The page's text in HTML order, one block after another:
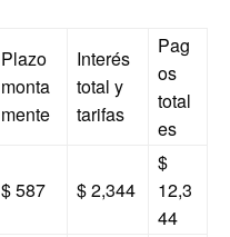
Plazo
monta
mente
Interés
total y
tarifas
Pag
os
total
es
$ 587 $ 2,344
$
12,3
44